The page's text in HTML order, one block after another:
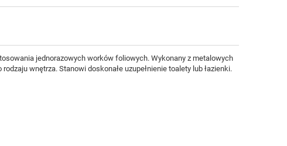
jednorazowych worków foliowych. Wykonany z metalowych
wnętrza. Stanowi doskonałe uzupełnienie toalety lub łazienki.